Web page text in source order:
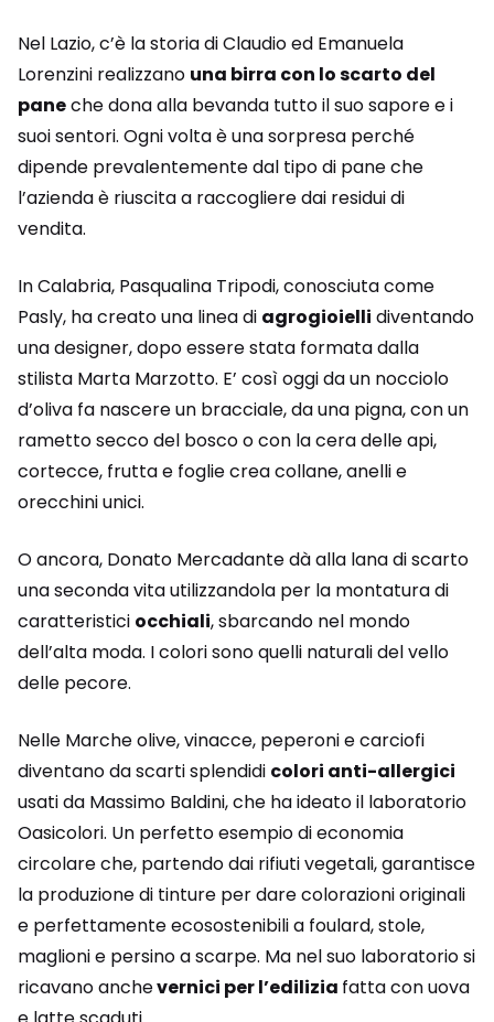
Nel Lazio, c’è la storia di Claudio ed Emanuela
Lorenzini realizzano una birra con lo scarto del
paneche dona alla bevanda tutto il suo sapore e i
suoi sentori. Ogni volta è una sorpresa perché
dipende prevalentemente dal tipo di pane che
l’azienda è riuscita a raccogliere dai residui di
vendita.
In Calabria, Pasqualina Tripodi, conosciuta come
Pasly, ha creato una linea di agrogioielli diventando
una designer, dopo essere stata formata dalla
stilista Marta Marzotto. E’ così oggi da un nocciolo
d’oliva fa nascere un bracciale, da una pigna, con un
rametto secco del bosco o con la cera delle api,
cortecce, frutta e foglie crea collane, anelli e
orecchini unici.
O ancora, Donato Mercadante dà alla lana di scarto
una seconda vita utilizzandola per la montatura di
caratteristici occhiali, sbarcando nel mondo
dell’alta moda. I colori sono quelli naturali del vello
delle pecore.
Nelle Marche olive, vinacce, peperoni e carciofi
diventano da scarti splendidi colori anti-allergici
usati da Massimo Baldini, che ha ideato il laboratorio
Oasicolori. Un perfetto esempio di economia
circolare che, partendo dai rifiuti vegetali, garantisce
la produzione di tinture per dare colorazioni originali
e perfettamente ecosostenibili a foulard, stole,
maglioni e persino a scarpe. Ma nel suo laboratorio si
ricavano anchevernici per l’edilizia fatta con uova